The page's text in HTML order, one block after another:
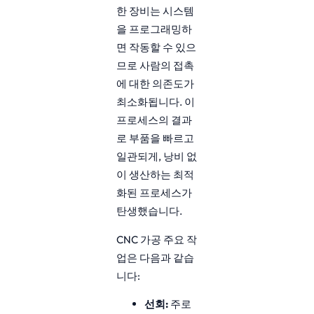
한 장비는 시스템
을 프로그래밍하
면 작동할 수 있으
므로 사람의 접촉
에 대한 의존도가
최소화됩니다. 이
프로세스의 결과
로 부품을 빠르고
일관되게, 낭비 없
이 생산하는 최적
화된 프로세스가
탄생했습니다.
CNC 가공 주요 작
업은 다음과 같습
니다:
선회: 주로